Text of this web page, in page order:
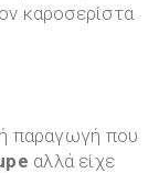
καροσερίστα
παραγωγή που
αλλά είχε